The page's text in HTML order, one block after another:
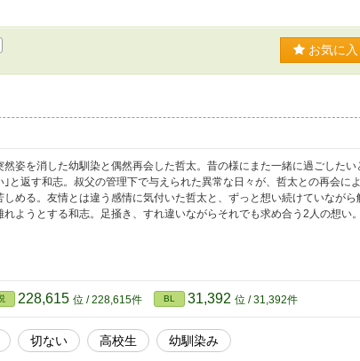
お気に
然姿を消した幼馴染と偶然再会した哲太。昔の様にまた一緒に過ごしたい
｣と返す和志。叔父の管理下で与えられた異常な日々が、哲太との再会に
しめる。友情とは違う感情に気付いた哲太と、ずっと想い続けていなが
れようとする和志。足掻き、すれ違いながらそれでも求め合う2人の想い
228,615 位 / 228,615件 BL 31,392 位 / 31,392件
切ない 高校生 幼馴染み